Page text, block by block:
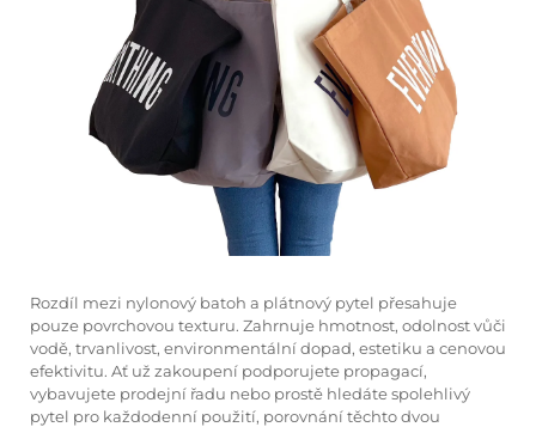
Rozdíl mezi nylonový batoh a plátnový pytel přesahuje
pouze povrchovou texturu. Zahrnuje hmotnost, odolnost vůči
vodě, trvanlivost, environmentální dopad, estetiku a cenovou
efektivitu. Ať už zakoupení podporujete propagací,
vybavujete prodejní řadu nebo prostě hledáte spolehlivý
pytel pro každodenní použití, porovnání těchto dvou